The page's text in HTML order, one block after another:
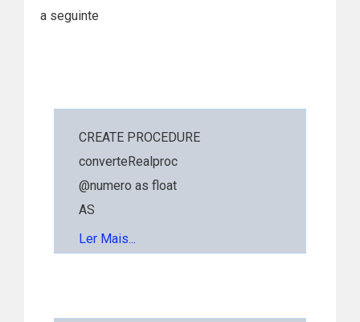
a seguinte
CREATE PROCEDURE
converteRealproc
@numero as float
AS
BEGIN
SELECT FORMAT(@numero,'c','PT-
Ler Mais...